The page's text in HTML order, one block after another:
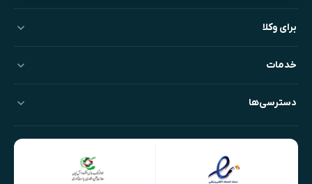
برای وکلا
خدمات
دسترسی‌ها